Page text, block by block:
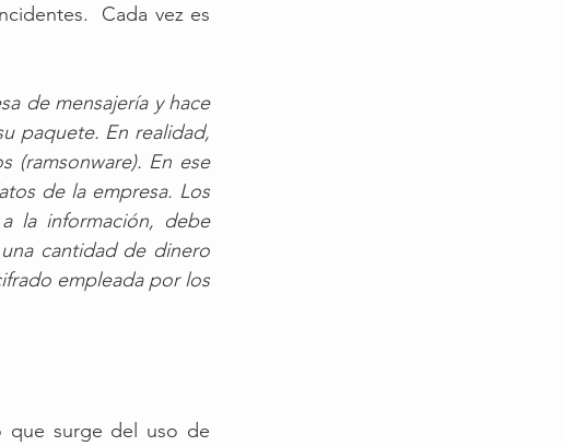
Cada vez es
de mensajería y hace
paquete. En realidad,
(ramsonware). En ese
de la empresa. Los
la información, debe
cantidad de dinero
empleada por los
que surge del uso de